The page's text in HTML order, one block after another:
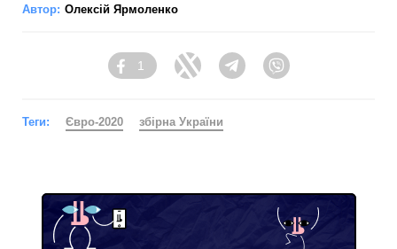
Автор: Олексій Ярмоленко
Facebook
1
Twitter TelegramViber
Теги: Євро-2020 збірна України